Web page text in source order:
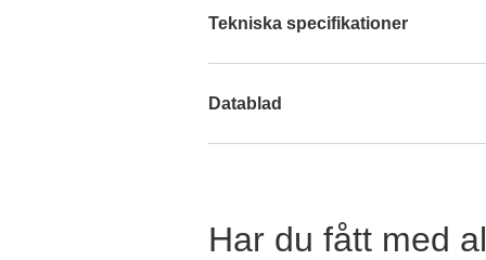
Tekniska specifikationer
Datablad
Har du fått med